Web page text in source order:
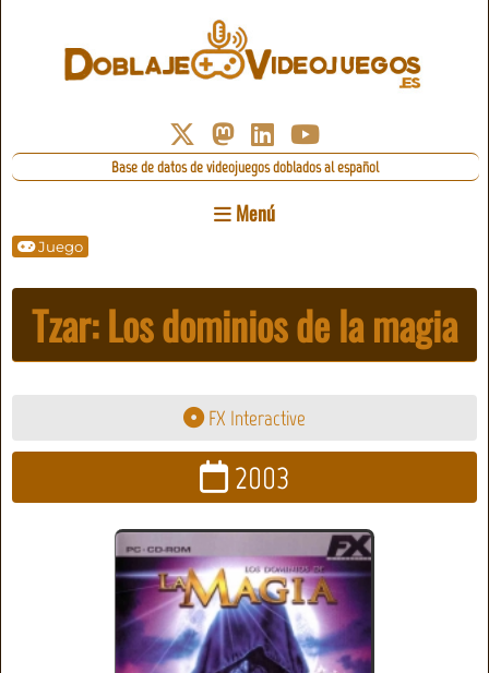
Base de datos de videojuegos doblados al español
Menú
Juego
Tzar: Los dominios de la magia
FX Interactive
2003